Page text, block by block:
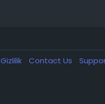
Gizlilik Contact Us